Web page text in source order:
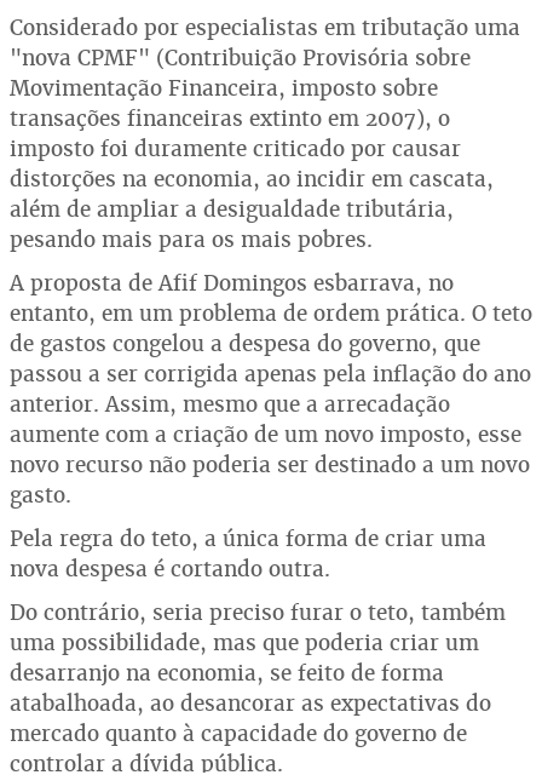
Considerado por especialistas em tributação uma
"nova CPMF" (Contribuição Provisória sobre
Movimentação Financeira, imposto sobre
transações financeiras extinto em 2007), o
imposto foi duramente criticado por causar
distorções na economia, ao incidir em cascata,
além de ampliar a desigualdade tributária,
pesando mais para os mais pobres.
A proposta de Afif Domingos esbarrava, no
entanto, em um problema de ordem prática. O teto
de gastos congelou a despesa do governo, que
passou a ser corrigida apenas pela inflação do ano
anterior. Assim, mesmo que a arrecadação
aumente com a criação de um novo imposto, esse
novo recurso não poderia ser destinado a um novo
gasto.
Pela regra do teto, a única forma de criar uma
nova despesa é cortando outra.
Do contrário, seria preciso furar o teto, também
uma possibilidade, mas que poderia criar um
desarranjo na economia, se feito de forma
atabalhoada, ao desancorar as expectativas do
mercado quanto à capacidade do governo de
controlar a dívida pública.